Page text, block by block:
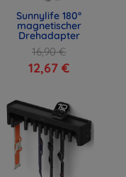
Sunnylife 180°
magnetischer
Drehadapter
16,90 €
12,67 €